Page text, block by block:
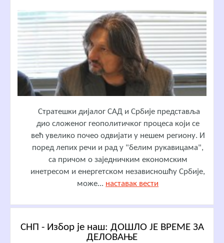
Стратешки дијалог САД и Србије представља
дио сложеног геополитичког процеса који се
већ увелико почео одвијати у нешем региону. И
поред лепих речи и рад у "белим рукавицама",
са причом о заједничким економским
инетресом и енергетском независношћу Србије,
може... наставак вести
СНП - Избор је наш: ДОШЛО ЈЕ ВРЕМЕ ЗА
ДЕЛОВАЊЕ